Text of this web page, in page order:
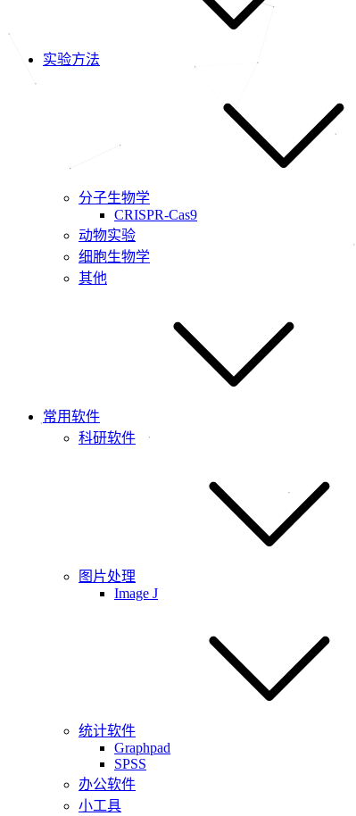
实验方法
分子生物学
CRISPR-Cas9
动物实验
细胞生物学
其他
常用软件
科研软件
图片处理
Image J
统计软件
Graphpad
SPSS
办公软件
小工具